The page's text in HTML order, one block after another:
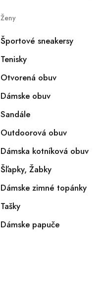
Ženy
Športové sneakersy
Tenisky
Otvorená obuv
Dámske obuv
Sandále
Outdoorová obuv
Dámska kotníková obuv
Šľapky, Žabky
Dámske zimné topánky
Tašky
Dámske papuče